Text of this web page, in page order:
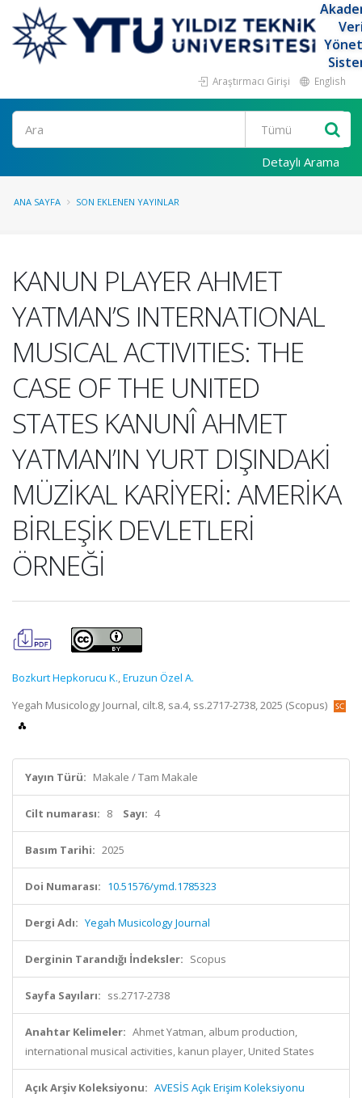
Araştırmacı Girişi English
Ara
Detaylı Arama
ANA SAYFA SON EKLENEN YAYINLAR
KANUN PLAYER AHMET
YATMAN’S INTERNATIONAL
MUSICAL ACTIVITIES: THE
CASE OF THE UNITED
STATES KANUNÎ AHMET
YATMAN’IN YURT DIŞINDAKİ
MÜZİKAL KARİYERİ: AMERİKA
BİRLEŞİK DEVLETLERİ
ÖRNEĞİ
Bozkurt Hepkorucu K.,Eruzun Özel A.
Yegah Musicology Journal, cilt.8, sa.4, ss.2717-2738, 2025 (Scopus)
Yayın Türü: Makale / Tam Makale
Cilt numarası: 8 Sayı: 4
Basım Tarihi: 2025
Doi Numarası: 10.51576/ymd.1785323
Dergi Adı: Yegah Musicology Journal
Derginin Tarandığı İndeksler: Scopus
Sayfa Sayıları: ss.2717-2738
Anahtar Kelimeler: Ahmet Yatman, album production,
international musical activities, kanun player, United States
Açık Arşiv Koleksiyonu: AVESİS Açık Erişim Koleksiyonu